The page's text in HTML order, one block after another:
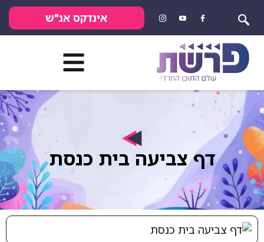
אינדקס אנ"ש
דף צביעה בית כנסת